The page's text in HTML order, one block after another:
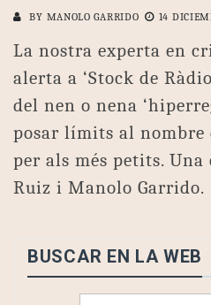
BY MANOLO GARRIDO 14
La nostra experta en
alerta a ‘Stock de
del nen o nena
posar límits al nombre
per als més petits. Una
Ruiz i Manolo Garrido.
BUSCAR EN LA WEB